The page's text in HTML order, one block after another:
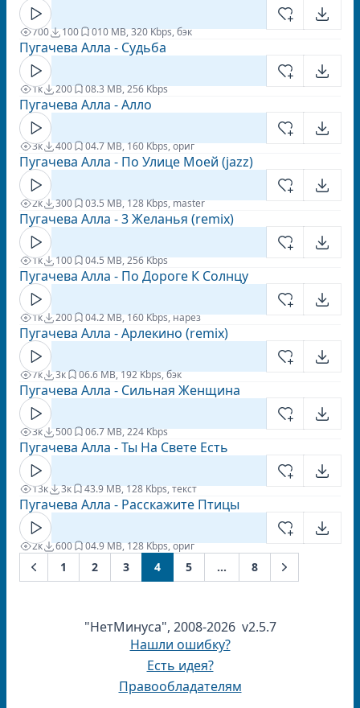
700 100 010 MB, 320 Kbps, бэк
Пугачева Алла - Судьба
1к 200 08.3 MB, 256 Kbps
Пугачева Алла - Алло
3к 400 04.7 MB, 160 Kbps, ориг
Пугачева Алла - По Улице Моей (jazz)
2к 300 03.5 MB, 128 Kbps, master
Пугачева Алла - 3 Желанья (remix)
1к 100 04.5 MB, 256 Kbps
Пугачева Алла - По Дороге К Солнцу
1к 200 04.2 MB, 160 Kbps, нарез
Пугачева Алла - Арлекино (remix)
7к 3к 06.6 MB, 192 Kbps, бэк
Пугачева Алла - Сильная Женщина
3к 500 06.7 MB, 224 Kbps
Пугачева Алла - Ты На Свете Есть
13к 3к 43.9 MB, 128 Kbps, текст
Пугачева Алла - Расскажите Птицы
2к 600 04.9 MB, 128 Kbps, ориг
Previous
1 2 3 4 5 ... 8 Next
"НетМинуса", 2008-2026 v2.5.7
Нашли ошибку?
Есть идея?
Правообладателям